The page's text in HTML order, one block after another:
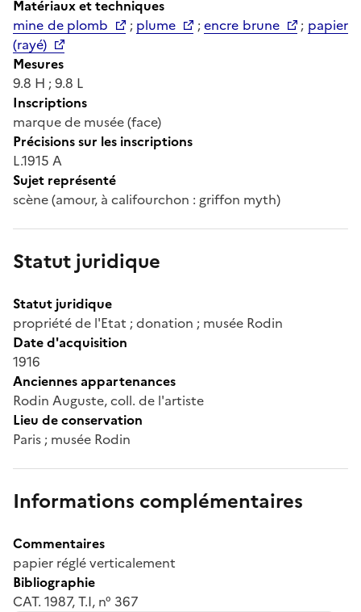
Matériaux et techniques
mine de plomb
; plume ;encre brune ; papier
(rayé)
Mesures
9.8 H ; 9.8 L
Inscriptions
marque de musée (face)
Précisions sur les inscriptions
L.1915 A
Sujet représenté
scène (amour, à califourchon : griffon myth)
Statut juridique
Statut juridique
propriété de l'Etat ; donation ; musée Rodin
Date d'acquisition
1916
Anciennes appartenances
Rodin Auguste, coll. de l'artiste
Lieu de conservation
Paris ; musée Rodin
Informations complémentaires
Commentaires
papier réglé verticalement
Bibliographie
CAT. 1987, T.I, n° 367